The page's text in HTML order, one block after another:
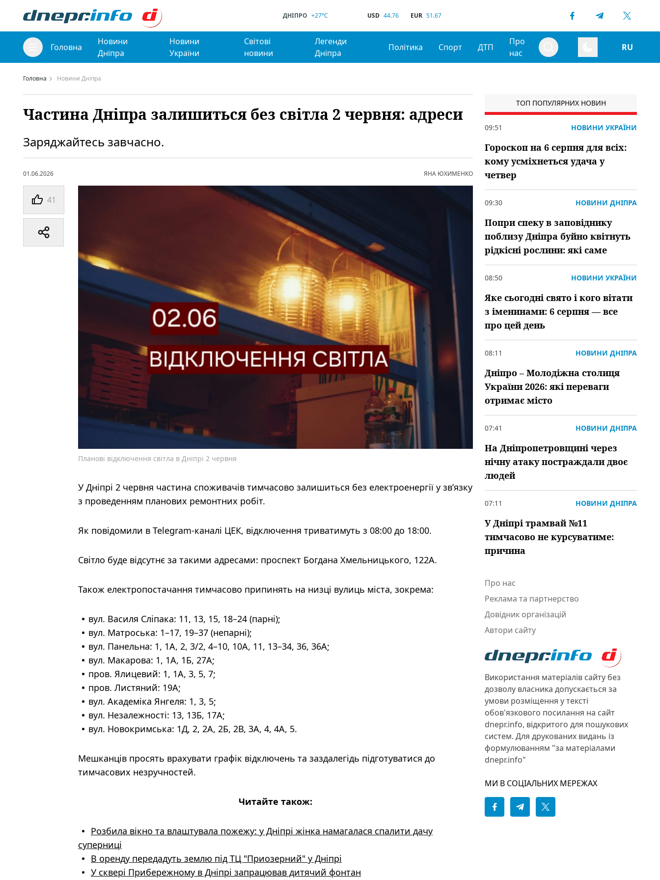
ДНІПРО +27°C USD 44.76 EUR 51.67
Головна
Новини
Дніпра
Новини
України
Світові
новини
Легенди
Дніпра
Політика Спорт ДТП
Про
нас
RU
Головна Новини Дніпра
Частина Дніпра залишиться без світла 2 червня: адреси
Заряджайтесь завчасно.
01.06.2026 ЯНА ЮХИМЕНКО
41
Планові відключення світла в Дніпрі 2 червня
У Дніпрі 2 червня частина споживачів тимчасово залишиться без електроенергії у зв’язку
з проведенням планових ремонтних робіт.
Як повідомили в Telegram-каналі ЦЕК, відключення триватимуть з 08:00 до 18:00.
Світло буде відсутнє за такими адресами: проспект Богдана Хмельницького, 122А.
Також електропостачання тимчасово припинять на низці вулиць міста, зокрема:
вул. Василя Сліпака: 11, 13, 15, 18–24 (парні);
вул. Матроська: 1–17, 19–37 (непарні);
вул. Панельна: 1, 1А, 2, 3/2, 4–10, 10А, 11, 13–34, 36, 36А;
вул. Макарова: 1, 1А, 1Б, 27А;
пров. Ялицевий: 1, 1А, 3, 5, 7;
пров. Листяний: 19А;
вул. Академіка Янгеля: 1, 3, 5;
вул. Незалежності: 13, 13Б, 17А;
вул. Новокримська: 1Д, 2, 2А, 2Б, 2В, 3А, 4, 4А, 5.
Мешканців просять врахувати графік відключень та заздалегідь підготуватися до
тимчасових незручностей.
Читайте також:
Розбила вікно та влаштувала пожежу: у Дніпрі жінка намагалася спалити дачу
суперниці
В оренду передадуть землю під ТЦ "Приозерний" у Дніпрі
У сквері Прибережному в Дніпрі запрацював дитячий фонтан
ТОП ПОПУЛЯРНИХ НОВИН
09:51 НОВИНИ УКРАЇНИ
Гороскоп на 6 серпня для всіх:
кому усміхнеться удача у
четвер
09:30 НОВИНИ ДНІПРА
Попри спеку в заповіднику
поблизу Дніпра буйно квітнуть
рідкісні рослини: які саме
08:50 НОВИНИ УКРАЇНИ
Яке сьогодні свято і кого вітати
з іменинами: 6 серпня — все
про цей день
08:11 НОВИНИ ДНІПРА
Дніпро – Молодіжна столиця
України 2026: які переваги
отримає місто
07:41 НОВИНИ ДНІПРА
На Дніпропетровщині через
нічну атаку постраждали двоє
людей
07:11 НОВИНИ ДНІПРА
У Дніпрі трамвай №11
тимчасово не курсуватиме:
причина
Про нас
Реклама та партнерство
Довідник організацій
Автори сайту
Використання матеріалів сайту без
дозволу власника допускається за
умови розміщення у тексті
обов'язкового посилання на сайт
dnepr.info, відкритого для пошукових
систем. Для друкованих видань із
формулюванням "за матеріалами
dnepr.info"
МИ В СОЦІАЛЬНИХ МЕРЕЖАХ